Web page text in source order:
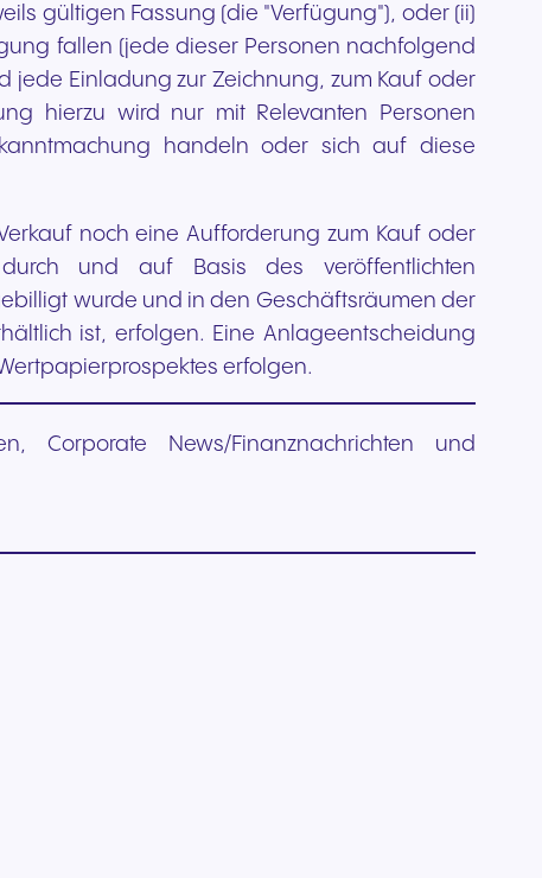
gültigen Fassung (die "Verfügung"), oder (ii)
fallen (jede dieser Personen nachfolgend
jede Einladung zur Zeichnung, zum Kauf oder
hierzu wird nur mit Relevanten Personen
handeln oder sich auf diese
noch eine Aufforderung zum Kauf oder
und auf Basis des veröffentlichten
wurde und in den Geschäftsräumen der
ist, erfolgen. Eine Anlageentscheidung
erfolgen.
Corporate News/Finanznachrichten und